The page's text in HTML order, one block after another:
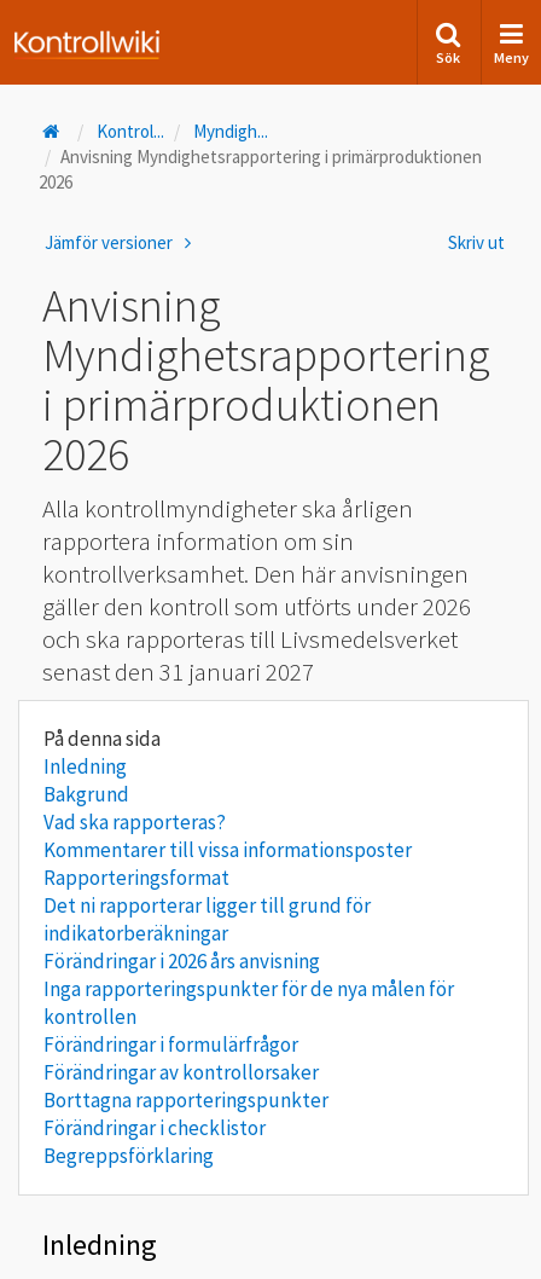
Sök Meny
Kontrol... Myndigh...
Anvisning Myndighetsrapportering i primärproduktionen
2026
Skriv ut
Jämför versioner
Anvisning
Myndighetsrapportering
i primärproduktionen
2026
Alla kontrollmyndigheter ska årligen
rapportera information om sin
kontrollverksamhet. Den här anvisningen
gäller den kontroll som utförts under 2026
och ska rapporteras till Livsmedelsverket
senast den 31 januari 2027
Inledning
Bakgrund
Vad ska rapporteras?
Kommentarer till vissa informationsposter
Rapporteringsformat
Det ni rapporterar ligger till grund för
indikatorberäkningar
Förändringar i 2026 års anvisning
Inga rapporteringspunkter för de nya målen för
kontrollen
Förändringar i formulärfrågor
Förändringar av kontrollorsaker
Borttagna rapporteringspunkter
Förändringar i checklistor
Begreppsförklaring
Inledning